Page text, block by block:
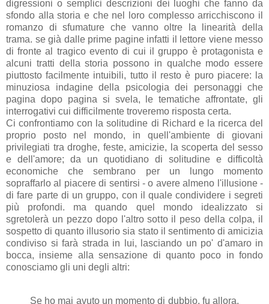
digressioni o semplici descrizioni dei luoghi che fanno da
sfondo alla storia e che nel loro complesso arricchiscono il
romanzo di sfumature che vanno oltre la linearità della
trama. se già dalle prime pagine infatti il lettore viene messo
di fronte al tragico evento di cui il gruppo è protagonista e
alcuni tratti della storia possono in qualche modo essere
piuttosto facilmente intuibili, tutto il resto è puro piacere: la
minuziosa indagine della psicologia dei personaggi che
pagina dopo pagina si svela, le tematiche affrontate, gli
interrogativi cui difficilmente troveremo risposta certa.
Ci confrontiamo con la solitudine di Richard e la ricerca del
proprio posto nel mondo, in quell'ambiente di giovani
privilegiati tra droghe, feste, amicizie, la scoperta del sesso
e dell'amore; da un quotidiano di solitudine e difficoltà
economiche che sembrano per un lungo momento
sopraffarlo al piacere di sentirsi - o avere almeno l'illusione -
di fare parte di un gruppo, con il quale condividere i segreti
più profondi. ma quando quel mondo idealizzato si
sgretolerà un pezzo dopo l'altro sotto il peso della colpa, il
sospetto di quanto illusorio sia stato il sentimento di amicizia
condiviso si farà strada in lui, lasciando un po' d'amaro in
bocca, insieme alla sensazione di quanto poco in fondo
conosciamo gli uni degli altri:
Se ho mai avuto un momento di dubbio, fu allora,